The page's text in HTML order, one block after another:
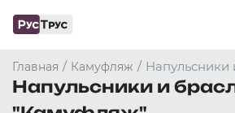
Главная / Камуфляж / Напульсники
Напульсники и